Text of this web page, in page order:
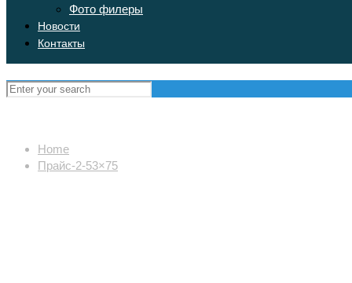
Фото филеры
Новости
Контакты
Home
Прайс-2-53×75